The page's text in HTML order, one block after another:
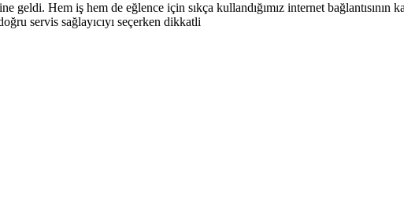
geldi. Hem iş hem de eğlence için sıkça kullandığımız internet
servis sağlayıcıyı seçerken dikkatli